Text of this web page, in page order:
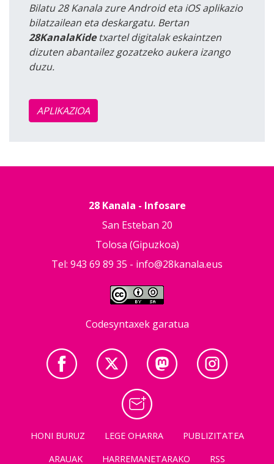
Bilatu 28 Kanala zure Android eta iOS aplikazio
bilatzailean eta deskargatu. Bertan
28KanalaKidetxartel digitalak eskaintzen
dizuten abantailez gozatzeko aukera izango
duzu.
APLIKAZIOA
28 Kanala - Infosare
San Esteban 20
Tolosa (Gipuzkoa)
Tel: 943 69 89 35 - info@28kanala.eus
Codesyntaxek garatua
HONI BURUZ LEGE OHARRA
PUBLIZITATEA
ARAUAK
HARREMANETARAKO RSS